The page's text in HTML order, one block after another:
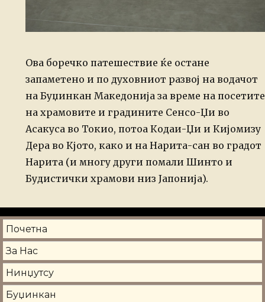
Ова боречко патешествие ќе остане
запаметено и по духовниот развој на водачот
на Буџинкан Македонија за време на посетите
на храмовите и градините Сенсо-Џи во
Асакуса во Токио, потоа Кодаи-Џи и Кијомизу
Дера во Кјото, како и на Нарита-сан во градот
Нарита (и многу други помали Шинто и
Будистички храмови низ Јапонија).
Почетна
За Нас
Нинџутсу
Буџинкан